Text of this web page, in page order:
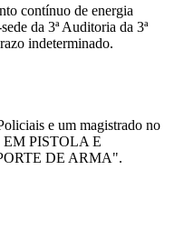
contínuo de energia
da 3ª Auditoria da 3ª
indeterminado.
e um magistrado no
PISTOLA E
DE ARMA".